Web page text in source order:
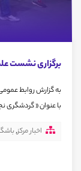
برگزاری نشست
به گزارش روابط
با عنوان « گردشگری
اخبار مرکز,